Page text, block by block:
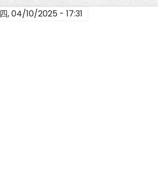
四, 04/10/2025 - 17:31